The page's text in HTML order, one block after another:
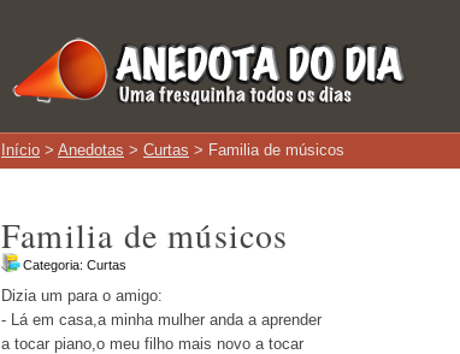
Início > Anedotas > Curtas > Familia de músicos
Familia de músicos
Categoria: Curtas
Dizia um para o amigo:
- Lá em casa,a minha mulher anda a aprender
a tocar piano,o meu filho mais novo a tocar